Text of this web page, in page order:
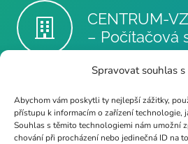
Spravovat souhlas s
Abychom vám poskytli ty nejlepší zážitky,
přístupu k informacím o zařízení technologie,
Souhlas s těmito technologiemi nám umožní
chování při procházení nebo jedinečná ID na
CENTRUM-
– Počítačová
info@poc-